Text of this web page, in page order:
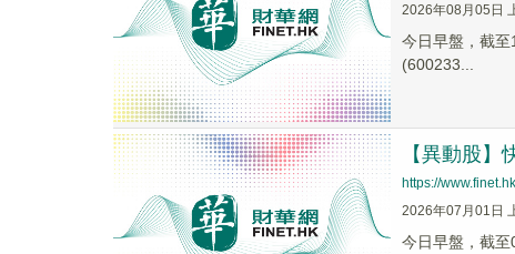
2026年08月05日
今日早盤，截
(600233...
【異動股
https://
2026年07月01日
今日早盤，截